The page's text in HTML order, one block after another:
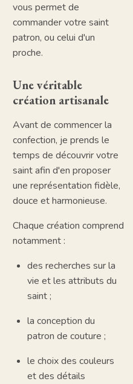
vous permet de
commander votre saint
patron, ou celui d'un
proche.
Une véritable
création artisanale
Avant de commencer la
confection, je prends le
temps de découvrir votre
saint afin d'en proposer
une représentation fidèle,
douce et harmonieuse.
Chaque création comprend
notamment :
des recherches sur la
vie et les attributs du
saint ;
la conception du
patron de couture ;
le choix des couleurs
et des détails